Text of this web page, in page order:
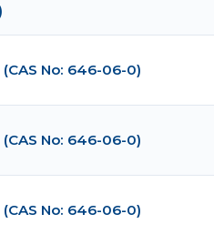
(CAS No: 646-06-0)
(CAS No: 646-06-0)
(CAS No: 646-06-0)